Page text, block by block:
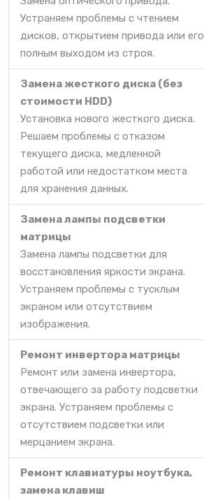
Устраняем проблемы с чтением
дисков, открытием привода или его
полным выходом из строя.
Замена жесткого диска (без
стоимости HDD)
Установка нового жесткого диска.
Решаем проблемы с отказом
текущего диска, медленной
работой или недостатком места
для хранения данных.
Замена лампы подсветки
матрицы
Замена лампы подсветки для
восстановления яркости экрана.
Устраняем проблемы с тусклым
экраном или отсутствием
изображения.
Ремонт инвертора матрицы
Ремонт или замена инвертора,
отвечающего за работу подсветки
экрана. Устраняем проблемы с
отсутствием подсветки или
мерцанием экрана.
Ремонт клавиатуры ноутбука,
замена клавиш